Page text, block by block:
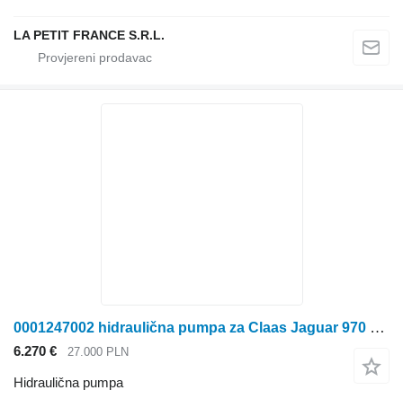
LA PETIT FRANCE S.R.L.
0001247002 hidraulična pumpa za Claas Jaguar 970 krmnog kombajna
6.270 € 27.000 PLN
Hidraulična pumpa